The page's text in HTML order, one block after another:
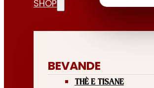
SHOP
BEVANDE
THÈ E TISANE